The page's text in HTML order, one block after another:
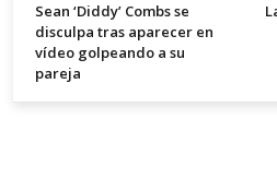
Sean ‘Diddy’ Combs se
disculpa tras aparecer en
vídeo golpeando a su
pareja